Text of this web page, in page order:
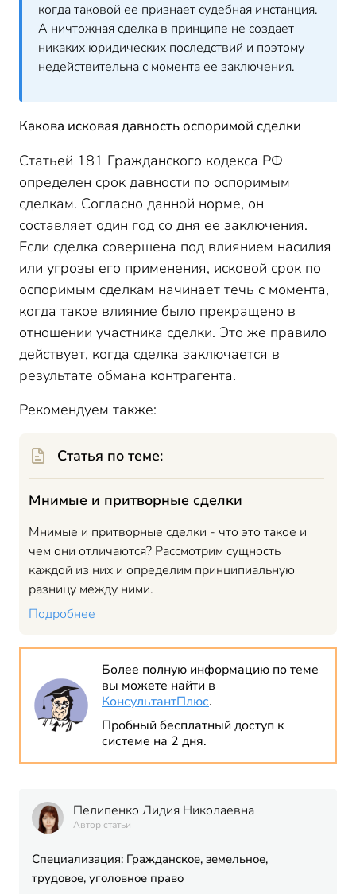
когда таковой ее признает судебная инстанция.
А ничтожная сделка в принципе не создает
никаких юридических последствий и поэтому
недействительна с момента ее заключения.
Какова исковая давность оспоримой сделки
Статьей 181 Гражданского кодекса РФ
определен срок давности по оспоримым
сделкам. Согласно данной норме, он
составляет один год со дня ее заключения.
Если сделка совершена под влиянием насилия
или угрозы его применения, исковой срок по
оспоримым сделкам начинает течь с момента,
когда такое влияние было прекращено в
отношении участника сделки. Это же правило
действует, когда сделка заключается в
результате обмана контрагента.
Рекомендуем также:
Статья по теме:
Мнимые и притворные сделки
Мнимые и притворные сделки - что это такое и
чем они отличаются? Рассмотрим сущность
каждой из них и определим принципиальную
разницу между ними.
Подробнее
Более полную информацию по теме
вы можете найти в
КонсультантПлюс.
Пробный бесплатный доступ к
системе на 2 дня.
Пелипенко Лидия Николаевна
Автор статьи
Специализация: Гражданское, земельное,
трудовое, уголовное право